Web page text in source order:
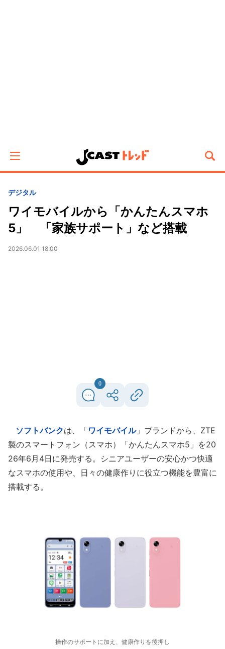
デジタル
ワイモバイルから「かんたんスマホ
5」 「家族サポート」など搭載
2026.06.01 18:00
0
ソフトバンクは、「ワイモバイル」ブランドから、ZTE
製のスマートフォン（スマホ）「かんたんスマホ5」を20
26年6月4日に発売する。シニアユーザーの安心かつ快適
なスマホの使用や、日々の健康作りに役立つ機能を豊富に
搭載する。
操作のサポートに加え、健康作りを後押し